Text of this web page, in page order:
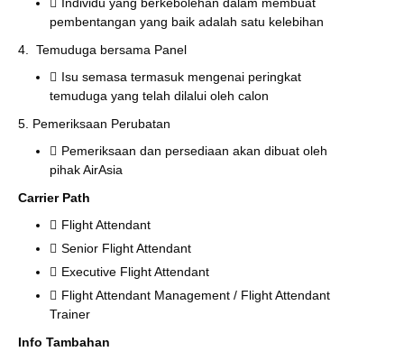
pembentangan yang baik adalah satu kelebihan
4. Temuduga bersama Panel
Isu semasa termasuk mengenai peringkat
temuduga yang telah dilalui oleh calon
5. Pemeriksaan Perubatan
Pemeriksaan dan persediaan akan dibuat oleh
pihak AirAsia
Carrier Path
Flight Attendant
Senior Flight Attendant
Executive Flight Attendant
Flight Attendant Management / Flight Attendant
Trainer
Info Tambahan